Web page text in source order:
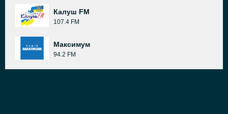
Калуш FM
107.4 FM
Максимум
94.2 FM